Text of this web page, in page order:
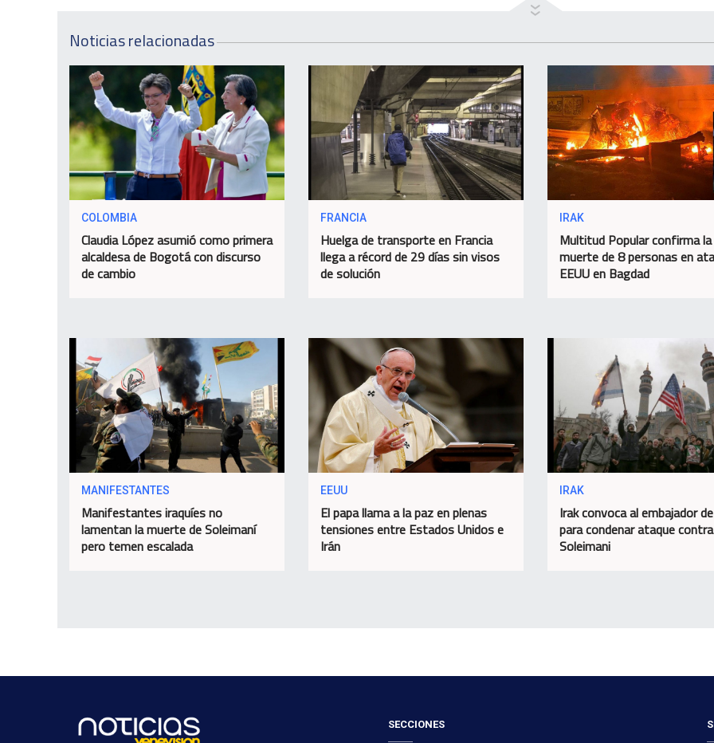
Noticias relacionadas
COLOMBIA
Claudia López asumió como primera
alcaldesa de Bogotá con discurso
de cambio
FRANCIA
Huelga de transporte en Francia
llega a récord de 29 días sin visos
de solución
IRAK
Multitud Popular confirma la
muerte de 8 personas en
EEUU en Bagdad
MANIFESTANTES
Manifestantes iraquíes no
lamentan la muerte de Soleimaní
pero temen escalada
EEUU
El papa llama a la paz en plenas
tensiones entre Estados Unidos e
Irán
IRAK
Irak convoca al embajador
para condenar ataque contra
Soleimani
SECCIONES